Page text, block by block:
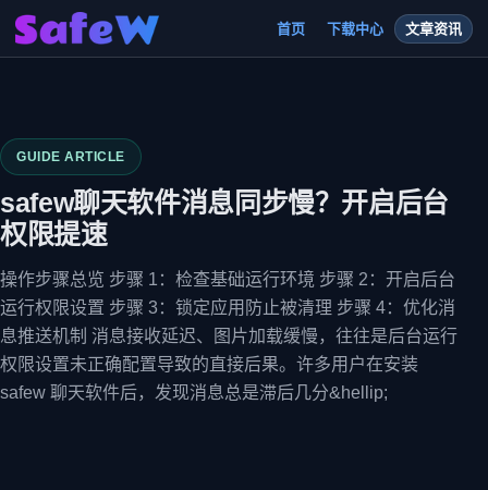
首页 下载中心 文章资讯
GUIDE ARTICLE
safew聊天软件消息同步慢？开启后台
权限提速
操作步骤总览 步骤 1：检查基础运行环境 步骤 2：开启后台
运行权限设置 步骤 3：锁定应用防止被清理 步骤 4：优化消
息推送机制 消息接收延迟、图片加载缓慢，往往是后台运行
权限设置未正确配置导致的直接后果。许多用户在安装
safew 聊天软件后，发现消息总是滞后几分&hellip;